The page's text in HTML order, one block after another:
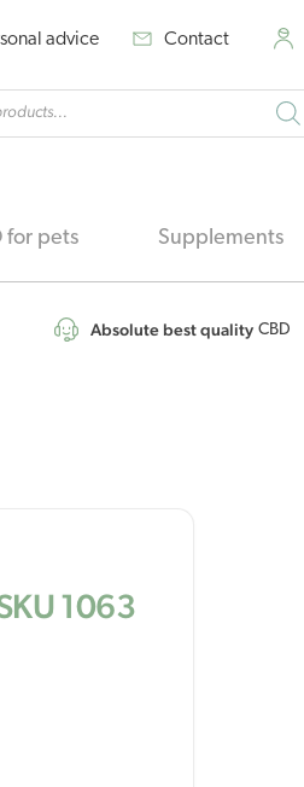
advice Contact
for pets Supplements
Absolute best quality CBD
1063